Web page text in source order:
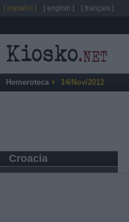
Hemeroteca 14/Nov/2012
Croacia
[ español ] [ english ] [ français ]